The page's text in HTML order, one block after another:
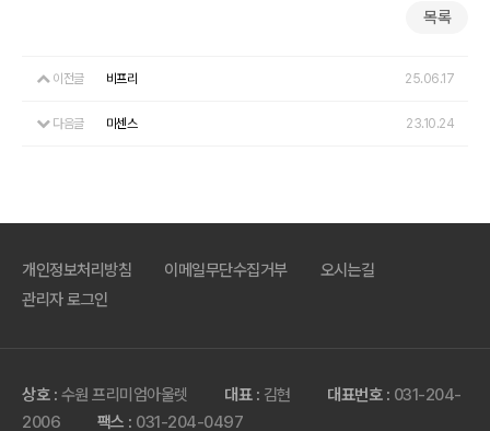
목록
이전글 비프리 25.06.17
다음글 미센스 23.10.24
개인정보처리방침 이메일무단수집거부
오시는길
관리자 로그인
상호 : 수원 프리미엄아울렛 대표 : 김현 대표번호 : 031-204-
2006
팩스 : 031-204-0497